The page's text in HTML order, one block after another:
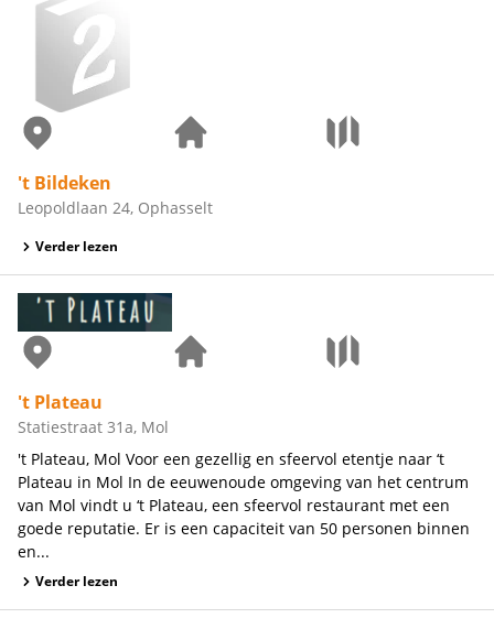
't Bildeken
Leopoldlaan 24, Ophasselt
Verder lezen
't Plateau
Statiestraat 31a, Mol
't Plateau, Mol Voor een gezellig en sfeervol etentje naar ‘t
Plateau in Mol In de eeuwenoude omgeving van het centrum
van Mol vindt u ‘t Plateau, een sfeervol restaurant met een
goede reputatie. Er is een capaciteit van 50 personen binnen
en...
Verder lezen